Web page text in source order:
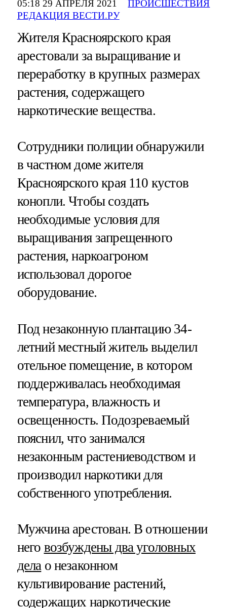
05:18 29 АПРЕЛЯ 2021
РЕДАКЦИЯ ВЕСТИ.РУ
ПРОИСШЕСТВИЯ
Жителя Красноярского края
арестовали за выращивание и
переработку в крупных размерах
растения, содержащего
наркотические вещества.
Сотрудники полиции обнаружили
в частном доме жителя
Красноярского края 110 кустов
конопли. Чтобы создать
необходимые условия для
выращивания запрещенного
растения, наркоагроном
использовал дорогое
оборудование.
Под незаконную плантацию 34-
летний местный житель выделил
отельное помещение, в котором
поддерживалась необходимая
температура, влажность и
освещенность. Подозреваемый
пояснил, что занимался
незаконным растениеводством и
производил наркотики для
собственного употребления.
Мужчина арестован. В отношении
него возбуждены два уголовных
дела о незаконном
культивирование растений,
содержащих наркотические